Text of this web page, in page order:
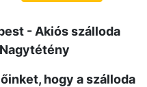
- Akiós szálloda
hogy a szálloda